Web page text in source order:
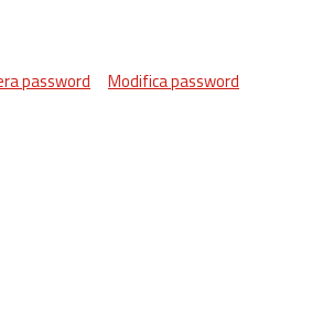
password Modifica password